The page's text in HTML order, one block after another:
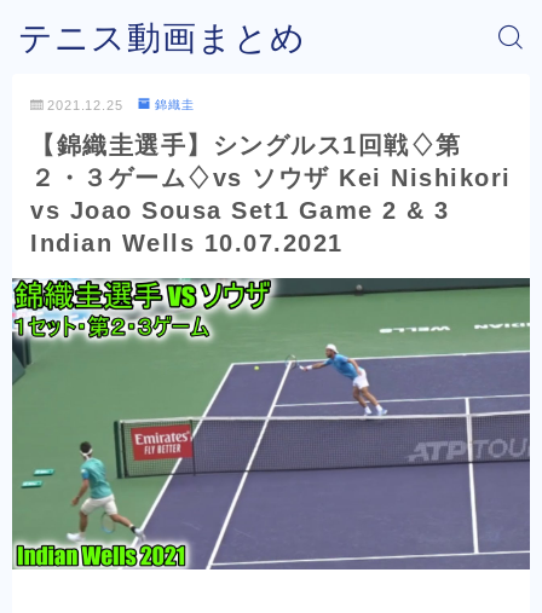
テニス動画まとめ
2021.12.25 錦織圭
【錦織圭選手】シングルス1回戦♢第
２・３ゲーム♢vs ソウザ Kei Nishikori
vs Joao Sousa Set1 Game 2 & 3
Indian Wells 10.07.2021